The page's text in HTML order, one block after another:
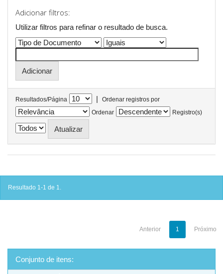
Adicionar filtros:
Utilizar filtros para refinar o resultado de busca.
Resultados/Página |
Ordenar registros por
Ordenar
Registro(s)
Resultado 1-1 de 1.
Anterior 1 Próximo
Conjunto de itens: